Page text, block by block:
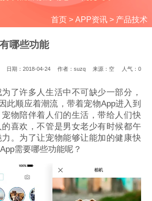
首页> APP资讯> 产品技术
哪些功能
日期：2018-04-24 作者：suzq 来源：空 人气： 0
了许多人生活中不可缺少一部分，
此顺应着潮流，带着宠物App进入到
物陪伴着人们的生活，带给人们快
喜欢，不管是男女老少有时候都午
。为了让宠物能够让能加的健康快
需要哪些功能呢？